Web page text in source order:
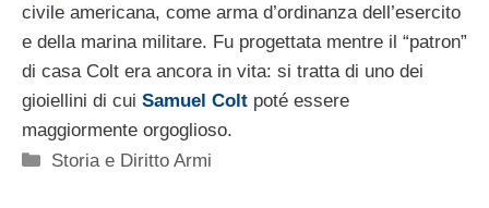
civile americana, come arma d’ordinanza dell’esercito
e della marina militare. Fu progettata mentre il “patron”
di casa Colt era ancora in vita: si tratta di uno dei
gioiellini di cui Samuel Colt poté essere
maggiormente orgoglioso.
Categorie
Storia e Diritto Armi